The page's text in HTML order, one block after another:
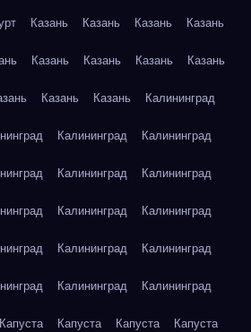
Казань Казань Казань Казань
Казань Казань Казань Казань
Казань Казань Калининград
Калининград Калининград
Калининград Калининград
Калининград Калининград
Калининград Калининград
Калининград Калининград
Капуста Капуста Капуста Капуста